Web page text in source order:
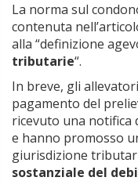
La norma sul
contenuta
alla “definizione
tributarie“.
In breve, gli
pagamento del
ricevuto una notifica
e hanno promosso
giurisdizione
sostanziale del